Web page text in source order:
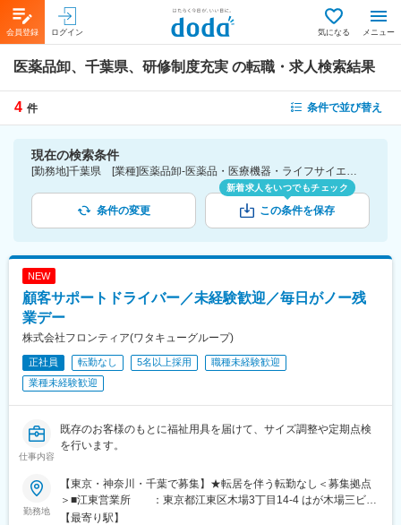
会員登録 ログイン 気になる メニュー
医薬品卸、千葉県、研修制度充実 の転職・求人検索結果
4 件 条件で並び替え
現在の検索条件
[勤務地]千葉県 [業種]医薬品卸-医薬品・医療機器・ライフサイエンス・医療系サービス [詳細条件](待遇・福利厚生)研修制度充実
条件の変更
新着求人をいつでもチェック
この条件を保存
NEW
顧客サポートドライバー／未経験歓迎／毎日がノー残
業デー
株式会社フロンティア(ワタキューグループ)
正社員 転勤なし 5名以上採用
職種未経験歓迎
業種未経験歓迎
仕事内容
既存のお客様のもとに福祉用具を届けて、サイズ調整や定期点検
を行います。
勤務地
【東京・神奈川・千葉で募集】★転居を伴う転勤なし＜募集拠点
＞■江東営業所 ：東京都江東区木場3丁目14-4 はが木場三ビル
■足立営業所 ：東京都足立区竹の塚1-27-1■船橋営業所 ：
【最寄り駅】